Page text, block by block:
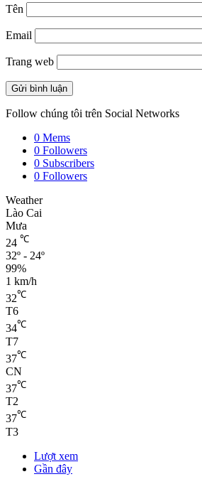
Tên
Email
Trang web
Follow chúng tôi trên Social Networks
0 Mems
0 Followers
0 Subscribers
0 Followers
Weather
Lào Cai
Mưa
24 ℃
32º - 24º
99%
1 km/h
32℃
T6
34℃
T7
37℃
CN
37℃
T2
37℃
T3
Lượt xem
Gần đây